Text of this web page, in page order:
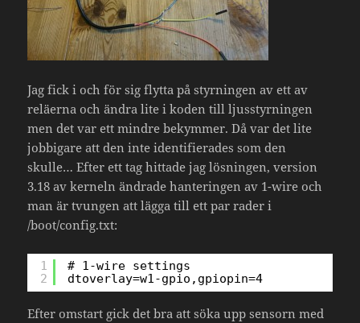
Jag fick i och för sig flytta på styrningen av ett av
reläerna och ändra lite i koden till ljusstyrningen
men det var ett mindre bekymmer. Då var det lite
jobbigare att den inte identifierades som den
skulle… Efter ett tag hittade jag lösningen, version
3.18 av kerneln ändrade hanteringen av 1-wire och
man är tvungen att lägga till ett par rader i
/boot/config.txt:
1
2
# 1-wire settings
dtoverlay=w1-gpio,gpiopin=4
Efter omstart gick det bra att söka upp sensorn med